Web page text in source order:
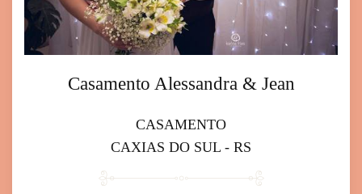
Casamento Alessandra & Jean
CASAMENTO
CAXIAS DO SUL - RS